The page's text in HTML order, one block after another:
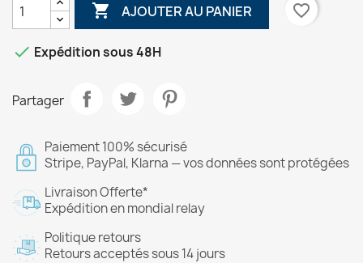
 AJOUTER AU PANIER favorite_border
 Expédition sous 48H
Partager
Paiement 100% sécurisé
Stripe, PayPal, Klarna — vos données sont protégées
Livraison Offerte*
Expédition en mondial relay
Politique retours
Retours acceptés sous 14 jours